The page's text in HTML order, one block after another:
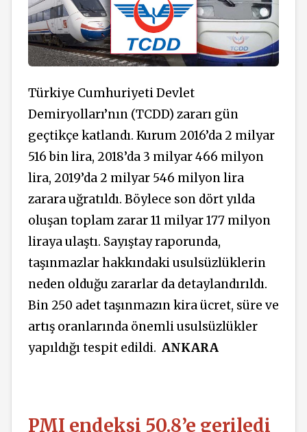
Türkiye Cumhuriyeti Devlet
Demiryolları’nın (TCDD) zararı gün
geçtikçe katlandı. Kurum 2016’da 2 milyar
516 bin lira, 2018’da 3 milyar 466 milyon
lira, 2019’da 2 milyar 546 milyon lira
zarara uğratıldı. Böylece son dört yılda
oluşan toplam zarar 11 milyar 177 milyon
liraya ulaştı. Sayıştay raporunda,
taşınmazlar hakkındaki usulsüzlüklerin
neden olduğu zararlar da detaylandırıldı.
Bin 250 adet taşınmazın kira ücret, süre ve
artış oranlarında önemli usulsüzlükler
yapıldığı tespit edildi. ANKARA
PMI endeksi 50.8’e geriledi